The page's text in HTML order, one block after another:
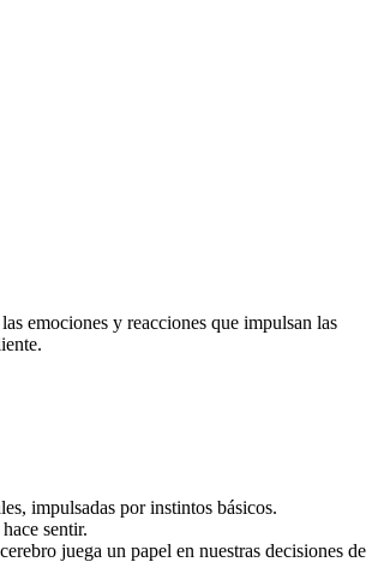
emociones y reacciones que impulsan las
impulsadas por instintos básicos.
sentir.
juega un papel en nuestras decisiones de